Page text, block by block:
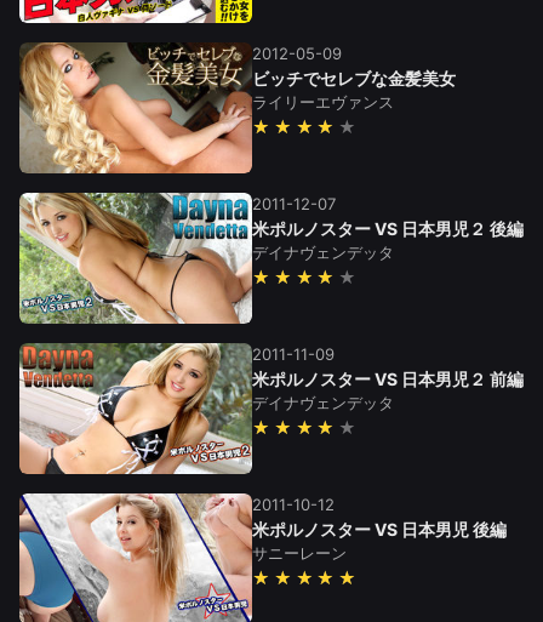
2012-05-09
ビッチでセレブな金髪美女
ライリーエヴァンス
★★★★
2011-12-07
米ポルノスター VS 日本男児２ 後編
デイナヴェンデッタ
★★★★
2011-11-09
米ポルノスター VS 日本男児２ 前編
デイナヴェンデッタ
★★★★
2011-10-12
米ポルノスター VS 日本男児 後編
サニーレーン
★★★★★